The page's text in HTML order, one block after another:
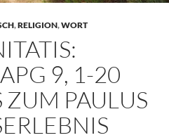
,RELIGION,WORT
9, 1-20
ZUM PAULUS